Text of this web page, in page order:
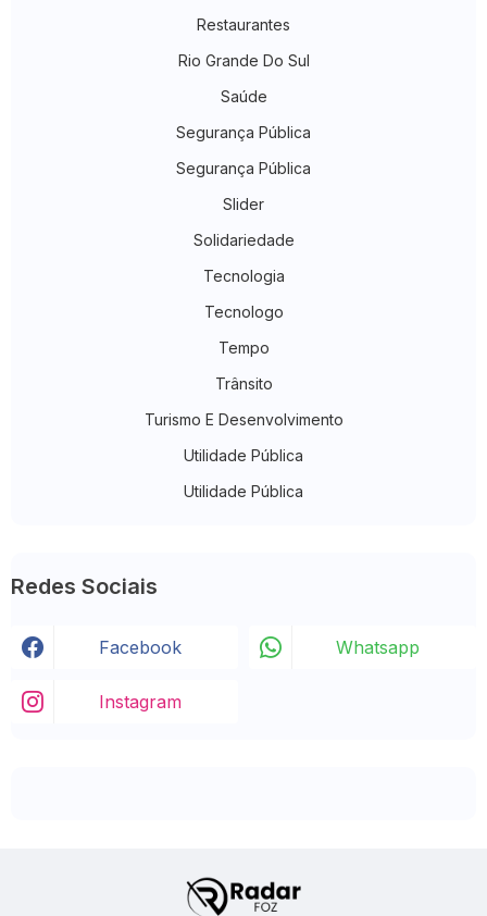
Restaurantes
Rio Grande Do Sul
Saúde
Segurança Pública
Segurança Pública
Slider
Solidariedade
Tecnologia
Tecnologo
Tempo
Trânsito
Turismo E Desenvolvimento
Utilidade Pública
Utilidade Pública
Redes Sociais
Facebook Whatsapp
Instagram